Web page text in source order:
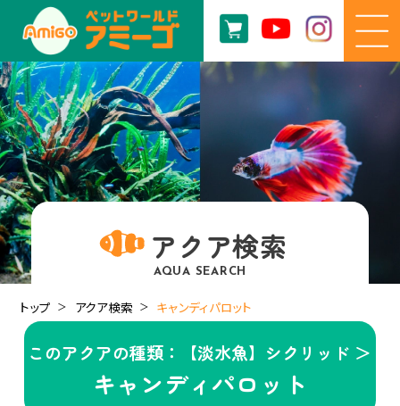
アクア検索
AQUA SEARCH
トップ アクア検索 キャンディパロット
このアクアの種類：【淡水魚】シクリッド ＞
キャンディパロット